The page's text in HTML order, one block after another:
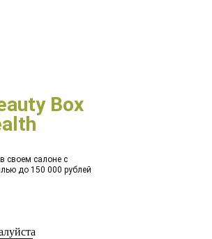
Box
своем салоне с
до 150 000 рублей